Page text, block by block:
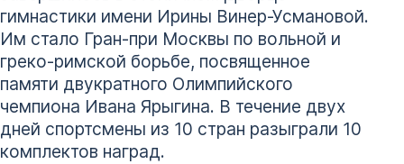
гимнастики имени Ирины Винер-Усмановой.
Им стало Гран-при Москвы по вольной и
греко-римской борьбе, посвященное
памяти двукратного Олимпийского
чемпиона Ивана Ярыгина. В течение двух
дней спортсмены из 10 стран разыграли 10
комплектов наград.